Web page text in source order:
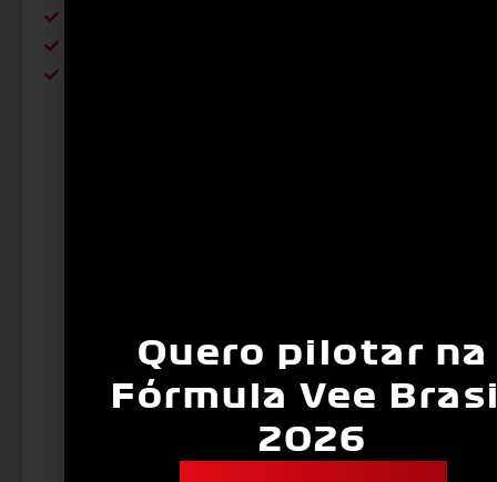
Quero pilotar na
Fórmula Vee
2026